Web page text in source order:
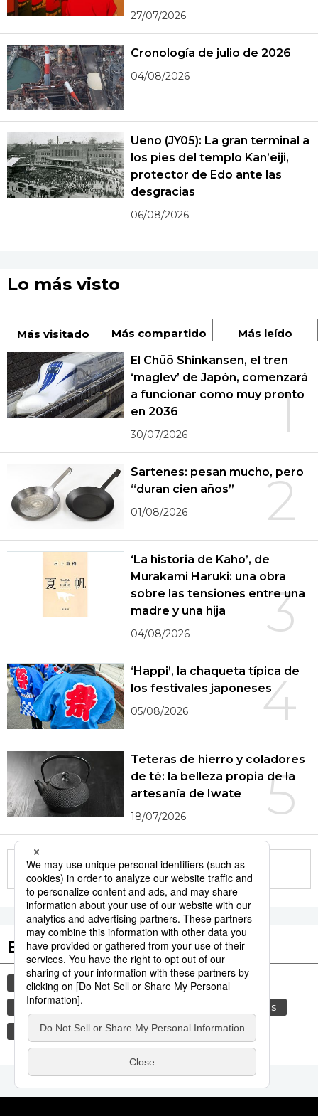
27/07/2026
Cronología de julio de 2026
04/08/2026
Ueno (JY05): La gran terminal a
los pies del templo Kan’eiji,
protector de Edo ante las
desgracias
06/08/2026
Lo más visto
Más visitado Más compartido Más leído
1
El Chūō Shinkansen, el tren
‘maglev’ de Japón, comenzará
a funcionar como muy pronto
en 2036
30/07/2026
2
Sartenes: pesan mucho, pero
“duran cien años”
01/08/2026
3
‘La historia de Kaho’, de
Murakami Haruki: una obra
sobre las tensiones entre una
madre y una hija
04/08/2026
4
‘Happi’, la chaqueta típica de
los festivales japoneses
05/08/2026
5
Teteras de hierro y coladores
de té: la belleza propia de la
artesanía de Iwate
18/07/2026
More in this series
Etiquetas destacadas
cultura gastronomía vida
comida
gastronomía japonesa
alimentos
cortesía
costumbres tradiciones